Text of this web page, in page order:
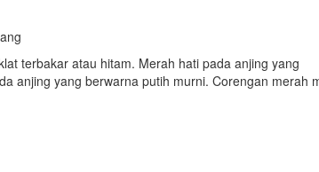
terbakar atau hitam. Merah hati pada anjing yang
anjing yang berwarna putih murni. Corengan merah